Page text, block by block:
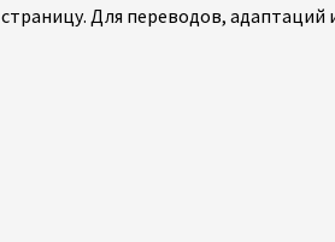
страницу. Для переводов, адаптаций